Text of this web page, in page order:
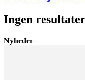
Ingen resultater
Nyheder